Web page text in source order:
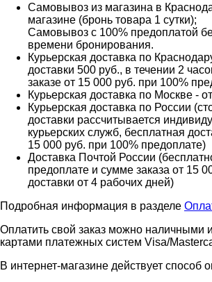
Самовывоз из магазина в
магазине (бронь товара 1 сутки);
Самовывоз с 100% предоплатой
времени бронирования.
Курьерская доставка по
доставки 500 руб., в течении 2
заказе от 15 000 руб. при 100%
Курьерская доставка по Москве -
Курьерская доставка по России
доставки рассчитывается
курьерских служб, бесплатная
15 000 руб. при 100% предоплате)
Доставка Почтой России
предоплате и сумме заказа от 15
доставки от 4 рабочих дней)
Подробная информация в разделе
Оплатить свой заказ можно наличными
картами платежных систем Visa/
В интернет-магазине действует способ